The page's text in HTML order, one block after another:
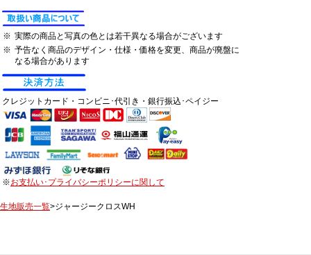
※ 実際の商品と写真の色とは若干異なる場合がございます
※ 予告なく商品のデザイン・仕様・価格を変更、商品が廃盤に
なる場合があります
クレジットカード・コンビニ･代引き・銀行振込･ペイジー
※お支払い･プライバシーポリシーに関して
生地販売一覧>ジャージークロスWH